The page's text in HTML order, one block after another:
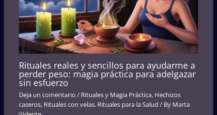
Rituales reales y sencillos para ayudarme a
perder peso: magia práctica para adelgazar
sin esfuerzo
Deja un comentario / Rituales y Magia Práctica, Hechizos
caseros, Rituales con velas, Rituales para la Salud / By Marta